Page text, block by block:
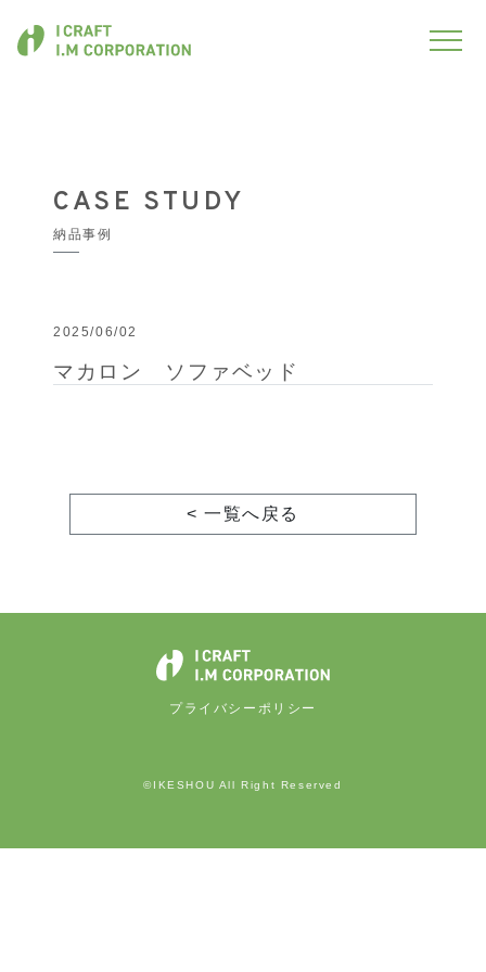
CASE STUDY
納品事例
2025/06/02
マカロン ソファベッド
< 一覧へ戻る
プライバシーポリシー
©IKESHOU All Right Reserved